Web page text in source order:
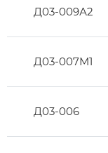
Д03-009А2
Д03-007М1
Д03-006